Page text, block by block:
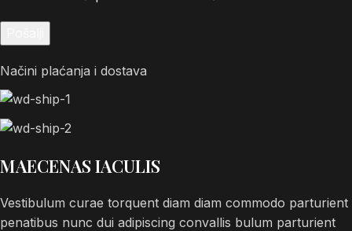
Načini plaćanja i dostava
MAECENAS IACULIS
Vestibulum curae torquent diam diam commodo parturient
penatibus nunc dui adipiscing convallis bulum parturient